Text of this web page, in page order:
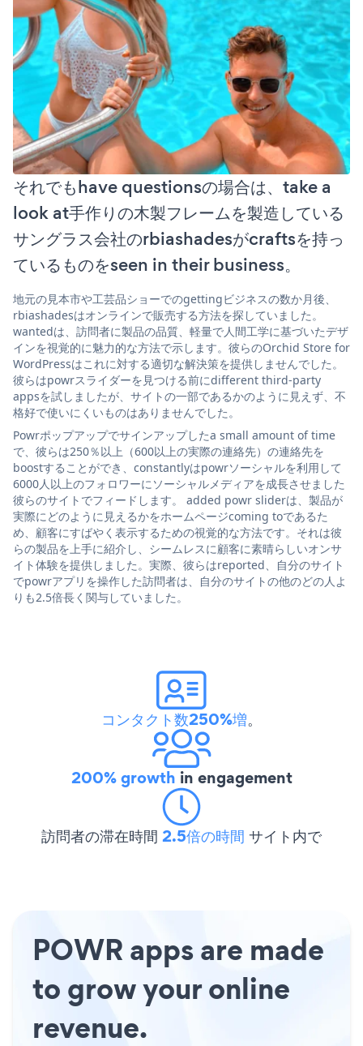
それでもhave questionsの場合は、take a
look at手作りの木製フレームを製造している
サングラス会社のrbiashadesがcraftsを持っ
ているものをseen in their business。
地元の見本市や工芸品ショーでのgettingビジネスの数か月後、
rbiashadesはオンラインで販売する方法を探していました。
wantedは、訪問者に製品の品質、軽量で人間工学に基づいたデザ
インを視覚的に魅力的な方法で示します。彼らのOrchid Store for
WordPressはこれに対する適切な解決策を提供しませんでした。
彼らはpowrスライダーを見つける前にdifferent third-party
appsを試しましたが、サイトの一部であるかのように見えず、不
格好で使いにくいものはありませんでした。
Powrポップアップでサインアップしたa small amount of time
で、彼らは250％以上（600以上の実際の連絡先）の連絡先を
boostすることができ、constantlyはpowrソーシャルを利用して
6000人以上のフォロワーにソーシャルメディアを成長させました
彼らのサイトでフィードします。 added powr sliderは、製品が
実際にどのように見えるかをホームページcoming toであるた
め、顧客にすばやく表示するための視覚的な方法です。それは彼
らの製品を上手に紹介し、シームレスに顧客に素晴らしいオンサ
イト体験を提供しました。実際、彼らはreported、自分のサイト
でpowrアプリを操作した訪問者は、自分のサイトの他のどの人よ
りも2.5倍長く関与していました。
コンタクト数250%増。
200% growth in engagement
訪問者の滞在時間 2.5倍の時間 サイト内で
POWR apps are made
to grow your online
revenue.